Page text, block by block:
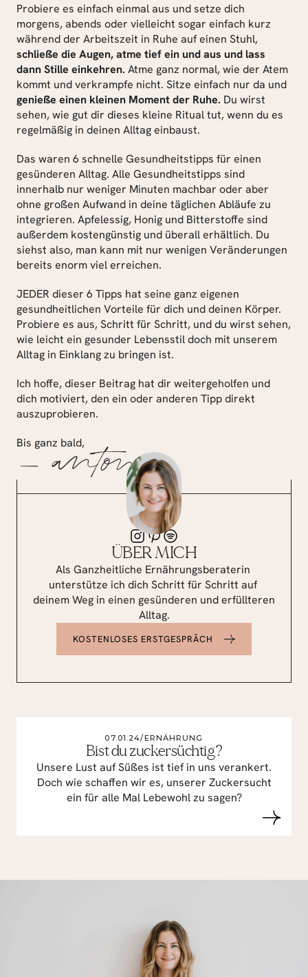
Probiere es einfach einmal aus und setze dich
morgens, abends oder vielleicht sogar einfach kurz
schließe die Augen, atme tief ein und aus und lass
dann Stille einkehren. Atme ganz normal, wie der Atem
genieße einen kleinen Moment der Ruhe. Du wirst
sehen, wie gut dir dieses kleine Ritual tut, wenn du es
regelmäßig in deinen Alltag einbaust.
Das waren 6 schnelle Gesundheitstipps für einen
gesünderen Alltag. Alle Gesundheitstipps sind
innerhalb nur weniger Minuten machbar oder aber
ohne großen Aufwand in deine täglichen Abläufe zu
integrieren. Apfelessig, Honig und Bitterstoffe sind
außerdem kostengünstig und überall erhältlich. Du
siehst also, man kann mit nur wenigen Veränderungen
bereits enorm viel erreichen.
JEDER dieser 6 Tipps hat seine ganz eigenen
gesundheitlichen Vorteile für dich und deinen Körper.
Probiere es aus, Schritt für Schritt, und du wirst sehen,
wie leicht ein gesunder Lebensstil doch mit unserem
Alltag in Einklang zu bringen ist.
Ich hoffe, dieser Beitrag hat dir weitergeholfen und
dich motiviert, den ein oder anderen Tipp direkt
auszuprobieren.
Bis ganz bald,
— antonia
ÜBER MICH
Als Ganzheitliche Ernährungsberaterin
unterstütze ich dich Schritt für Schritt auf
deinem Weg in einen gesünderen und erfüllteren
Alltag.
KOSTENLOSES ERSTGESPRÄCH
07.01.24/ERNÄHRUNG
Bist du zuckersüchtig?
Unsere Lust auf Süßes ist tief in uns verankert.
Doch wie schaffen wir es, unserer Zuckersucht
ein für alle Mal Lebewohl zu sagen?